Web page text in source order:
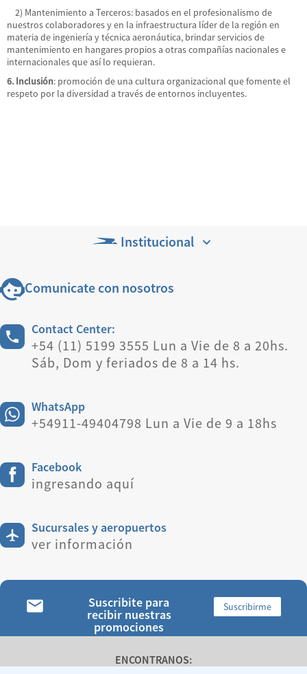
2) Mantenimiento a Terceros: basados en el profesionalismo de
nuestros colaboradores y en la infraestructura líder de la región en
materia de ingeniería y técnica aeronáutica, brindar servicios de
mantenimiento en hangares propios a otras compañías nacionales e
internacionales que así lo requieran.
6. Inclusión: promoción de una cultura organizacional que fomente el
respeto por la diversidad a través de entornos incluyentes.
Institucional
Comunicate con nosotros
Contact Center:
+54 (11) 5199 3555 Lun a Vie de 8 a 20hs.
Sáb, Dom y feriados de 8 a 14 hs.
WhatsApp
+54911-49404798 Lun a Vie de 9 a 18hs
Facebook
ingresando aquí
Sucursales y aeropuertos
ver información
Suscribite para
recibir nuestras
promociones
Suscribirme
ENCONTRANOS: